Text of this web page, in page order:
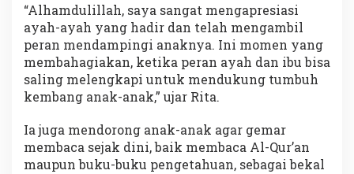
“Alhamdulillah, saya sangat mengapresiasi
ayah-ayah yang hadir dan telah mengambil
peran mendampingi anaknya. Ini momen yang
membahagiakan, ketika peran ayah dan ibu bisa
saling melengkapi untuk mendukung tumbuh
kembang anak-anak,” ujar Rita.
Ia juga mendorong anak-anak agar gemar
membaca sejak dini, baik membaca Al-Qur’an
maupun buku-buku pengetahuan, sebagai bekal